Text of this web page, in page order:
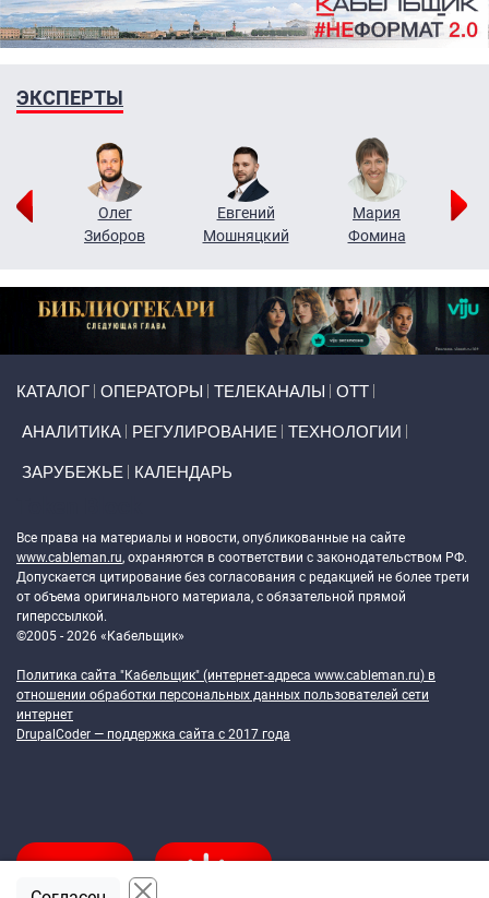
ЭКСПЕРТЫ
Олег
Зиборов
Евгений
Мошняцкий
Мария
Фомина
КАТАЛОГ ОПЕРАТОРЫ ТЕЛЕКАНАЛЫ ОТТ
АНАЛИТИКА РЕГУЛИРОВАНИЕ ТЕХНОЛОГИИ
ЗАРУБЕЖЬЕ КАЛЕНДАРЬ
Все права на материалы и новости, опубликованные на сайте
www.cableman.ru, охраняются в соответствии с законодательством РФ.
Допускается цитирование без согласования с редакцией не более трети
от объема оригинального материала, с обязательной прямой
гиперссылкой.
©2005 - 2026 «Кабельщик»
Политика сайта "Кабельщик" (интернет-адреса www.cableman.ru) в
отношении обработки персональных данных пользователей сети
интернет
DrupalCoder — поддержка сайта c 2017 года